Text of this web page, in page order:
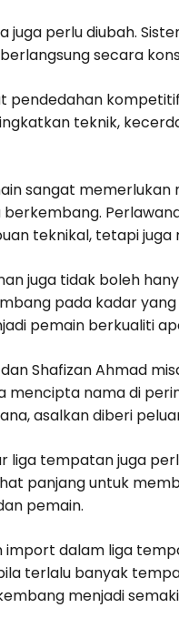
perlu diubah.
secara
pendedahan
teknik,
sangat
teknikal, tetapi
juga tidak boleh
pada kadar
pemain berkualiti
Shafizan Ahmad
mencipta nama di
asalkan diberi
liga tempatan juga
panjang untuk
pemain.
import dalam liga
terlalu banyak
menjadi